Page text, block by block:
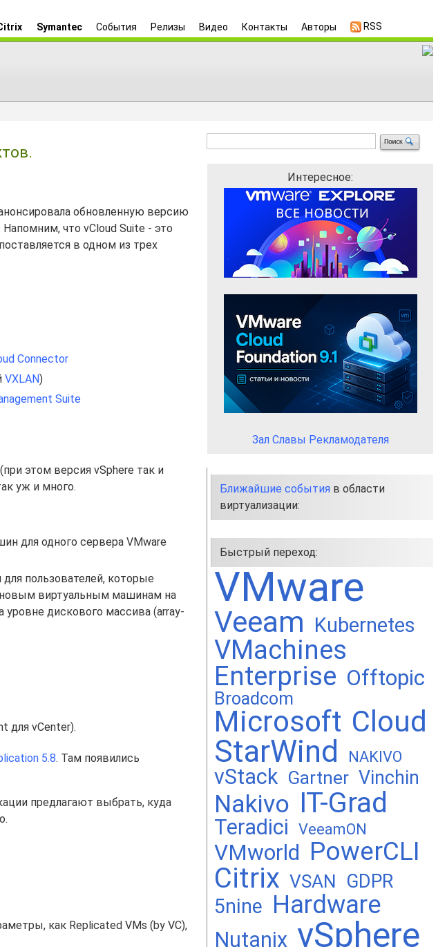
Symantec События Релизы Видео Контакты Авторы RSS
обновленную версию
Напомним, что vCloud Suite - это
в одном из трех
Connector
VXLAN)
Suite
этом версия vSphere так и
уж и много.
для одного сервера VMware
пользователей, которые
новым виртуальным машинам на
уровне дискового массива (array-
для vCenter).
5.8. Там появились
предлагают выбрать, куда
как Replicated VMs (by VC),
Интересное:
Зал Славы Рекламодателя
Ближайшие события в области
виртуализации:
Быстрый переход:
VMware
Veeam Kubernetes
VMachines
Enterprise Offtopic
Broadcom
Microsoft Cloud
StarWind NAKIVO
vStack Gartner Vinchin
Nakivo IT-Grad
Teradici VeeamON
VMworld PowerCLI
Citrix VSAN GDPR
5nine Hardware
Nutanix vSphere